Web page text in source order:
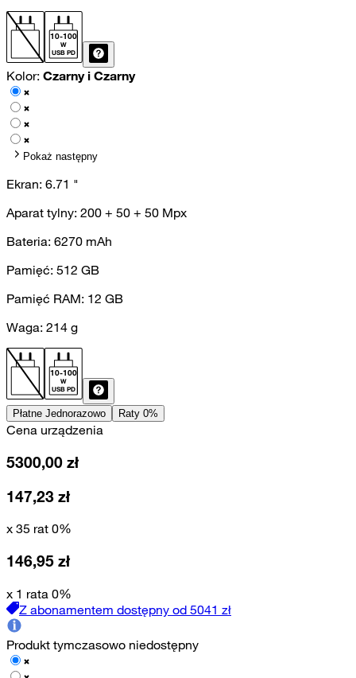
10-100
W
USB PD
Kolor: Czarny i Czarny
Pokaż następny
Ekran: 6.71 "
Aparat tylny: 200 + 50 + 50 Mpx
Bateria: 6270 mAh
Pamięć: 512 GB
Pamięć RAM: 12 GB
Waga: 214 g
10-100
W
USB PD
Płatne Jednorazowo Raty 0%
Cena urządzenia
5300,00 zł
147,23 zł
x 35 rat 0%
146,95 zł
x 1 rata 0%
Z abonamentem dostępny od 5041 zł
Produkt tymczasowo niedostępny